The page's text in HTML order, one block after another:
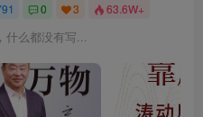
0 3 63.6W+
什么都没有写...